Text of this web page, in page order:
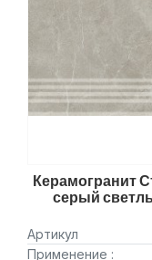
Керамогранит
серый
Артикул
Применение :